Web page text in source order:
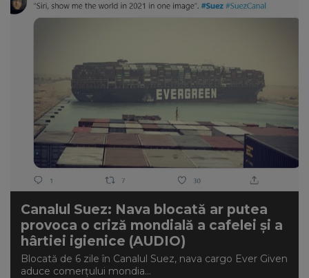
Canalul Suez: Nava blocată ar putea
provoca o criză mondială a cafelei şi a
hârtiei igienice (AUDIO)
Blocată de 6 zile în Canalul Suez, nava cargo Ever Given
aduce comerţului mondia...